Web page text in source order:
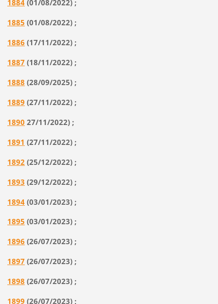
1884(01/08/2022) ;
1885 (01/08/2022) ;
1886 (17/11/2022) ;
1887 (18/11/2022) ;
1888 (28/09/2025) ;
1889 (27/11/2022) ;
1890 27/11/2022) ;
1891 (27/11/2022) ;
1892 (25/12/2022) ;
1893 (29/12/2022) ;
1894 (03/01/2023) ;
1895 (03/01/2023) ;
1896 (26/07/2023) ;
1897 (26/07/2023) ;
1898 (26/07/2023) ;
1899 (26/07/2023) ;